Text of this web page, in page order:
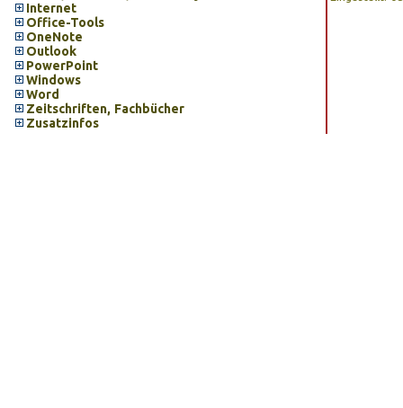
Internet
Office-Tools
OneNote
Outlook
PowerPoint
Windows
Word
Zeitschriften, Fachbücher
Zusatzinfos